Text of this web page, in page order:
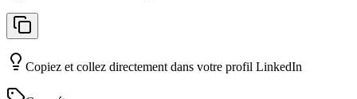
Copiez et collez directement dans votre profil LinkedIn